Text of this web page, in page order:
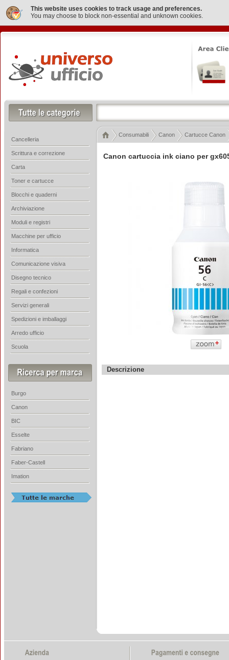
This website uses cookies to track usage and preferences.
You may choose to block non-essential and unknown cookies.
Canon cartuccia ink ciano per
Descrizione
Consumabili Canon Cartucce Canon
Cancelleria
Scrittura e correzione
Carta
Toner e cartucce
Blocchi e quaderni
Archiviazione
Moduli e registri
Macchine per ufficio
Informatica
Comunicazione visiva
Disegno tecnico
Regali e confezioni
Servizi generali
Spedizioni e imballaggi
Arredo ufficio
Scuola
Burgo
Canon
BIC
Esselte
Fabriano
Faber-Castell
Imation